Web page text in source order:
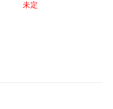
未定